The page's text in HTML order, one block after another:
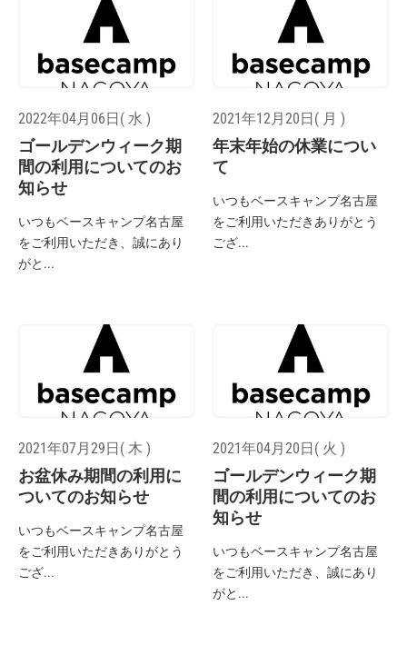
2022年04月06日( 水 )
ゴールデンウィーク期
間の利用についてのお
知らせ
いつもベースキャンプ名古屋
をご利用いただき、誠にあり
がと...
2021年12月20日( 月 )
年末年始の休業につい
て
いつもベースキャンプ名古屋
をご利用いただきありがとう
ござ...
2021年07月29日( 木 )
お盆休み期間の利用に
ついてのお知らせ
いつもベースキャンプ名古屋
をご利用いただきありがとう
ござ...
2021年04月20日( 火 )
ゴールデンウィーク期
間の利用についてのお
知らせ
いつもベースキャンプ名古屋
をご利用いただき、誠にあり
がと...